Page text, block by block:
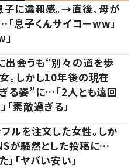
に違和感。→直後、母が
「息子くんサイコーww」
出会うも“別々の道を歩
。しかし10年後の現在
る姿”に…「2人とも遠回
「素敵過ぎる」
ルを注文した女性。しか
が騒然とした投稿に…
」「ヤバい安い」